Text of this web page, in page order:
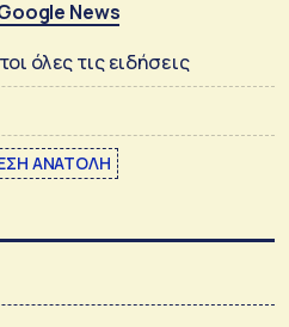
News
όλες τις ειδήσεις
ΑΝΑΤΟΛΗ